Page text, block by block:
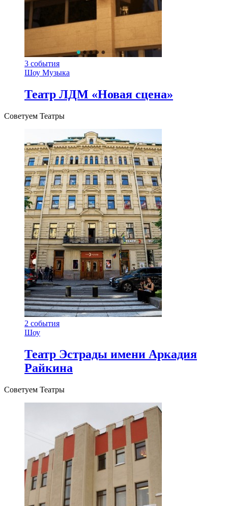
3 события
Шоу Музыка
Театр ЛДМ «Новая сцена»
Советуем Театры
2 события
Шоу
Театр Эстрады имени Аркадия
Райкина
Советуем Театры